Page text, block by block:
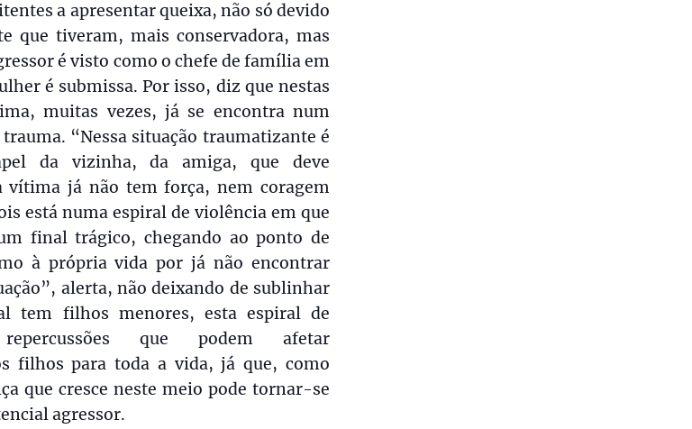
a apresentar queixa, não só devido
que tiveram, mais conservadora, mas
é visto como o chefe de família em
é submissa. Por isso, diz que nestas
muitas vezes, já se encontra num
“Nessa situação traumatizante é
da vizinha, da amiga, que deve
vítima já não tem força, nem coragem
está numa espiral de violência em que
final trágico, chegando ao ponto de
à própria vida por já não encontrar
alerta, não deixando de sublinhar
tem filhos menores, esta espiral de
que podem afetar
filhos para toda a vida, já que, como
que cresce neste meio pode tornar-se
agressor.